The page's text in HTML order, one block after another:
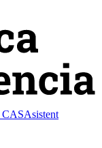
CASAsistent